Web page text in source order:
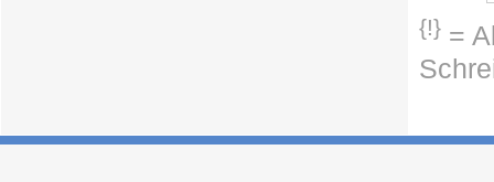
{!} =